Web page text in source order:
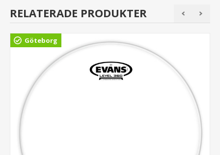
RELATERADE PRODUKTER
Göteborg